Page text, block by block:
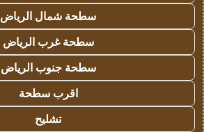
سطحة شمال الرياض
سطحة غرب الرياض
سطحة جنوب الرياض
اقرب سطحة
تشليح